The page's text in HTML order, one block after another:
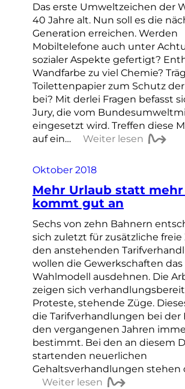
Das erste Umweltzeichen der
40 Jahre alt. Nun soll es die
Generation erreichen. Werden
Mobiltelefone auch unter
sozialer Aspekte gefertigt?
Wandfarbe zu viel Chemie?
Toilettenpapier zum Schutz
bei? Mit derlei Fragen befasst
Jury, die vom
eingesetzt wird. Treffen diese
auf ein…
Weiter lesen
Oktober 2018
Mehr Urlaub statt mehr
kommt gut an
Sechs von zehn Bahnern
sich zuletzt für zusätzliche freie
den anstehenden
wollen die Gewerkschaften das
Wahlmodell ausdehnen. Die
zeigen sich
Proteste, stehende Züge.
die Tarifverhandlungen bei der
den vergangenen Jahren
bestimmt. Bei den an diesem
startenden neuerlichen
Gehaltsverhandlungen stehen
Weiter lesen